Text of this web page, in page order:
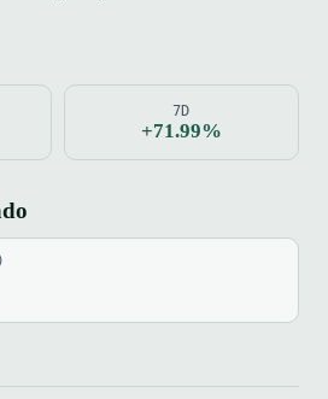
7D
+71.99%